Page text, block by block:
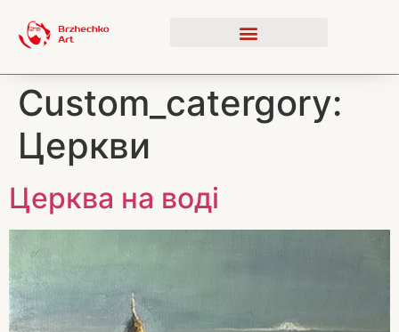
Custom_catergory:
Церкви
Церква на воді